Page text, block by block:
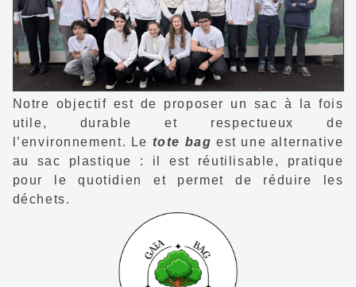
Notre objectif est de proposer un sac à la fois
utile, durable et respectueux de
l’environnement. Le tote bag est une alternative
au sac plastique : il est réutilisable, pratique
pour le quotidien et permet de réduire les
déchets.